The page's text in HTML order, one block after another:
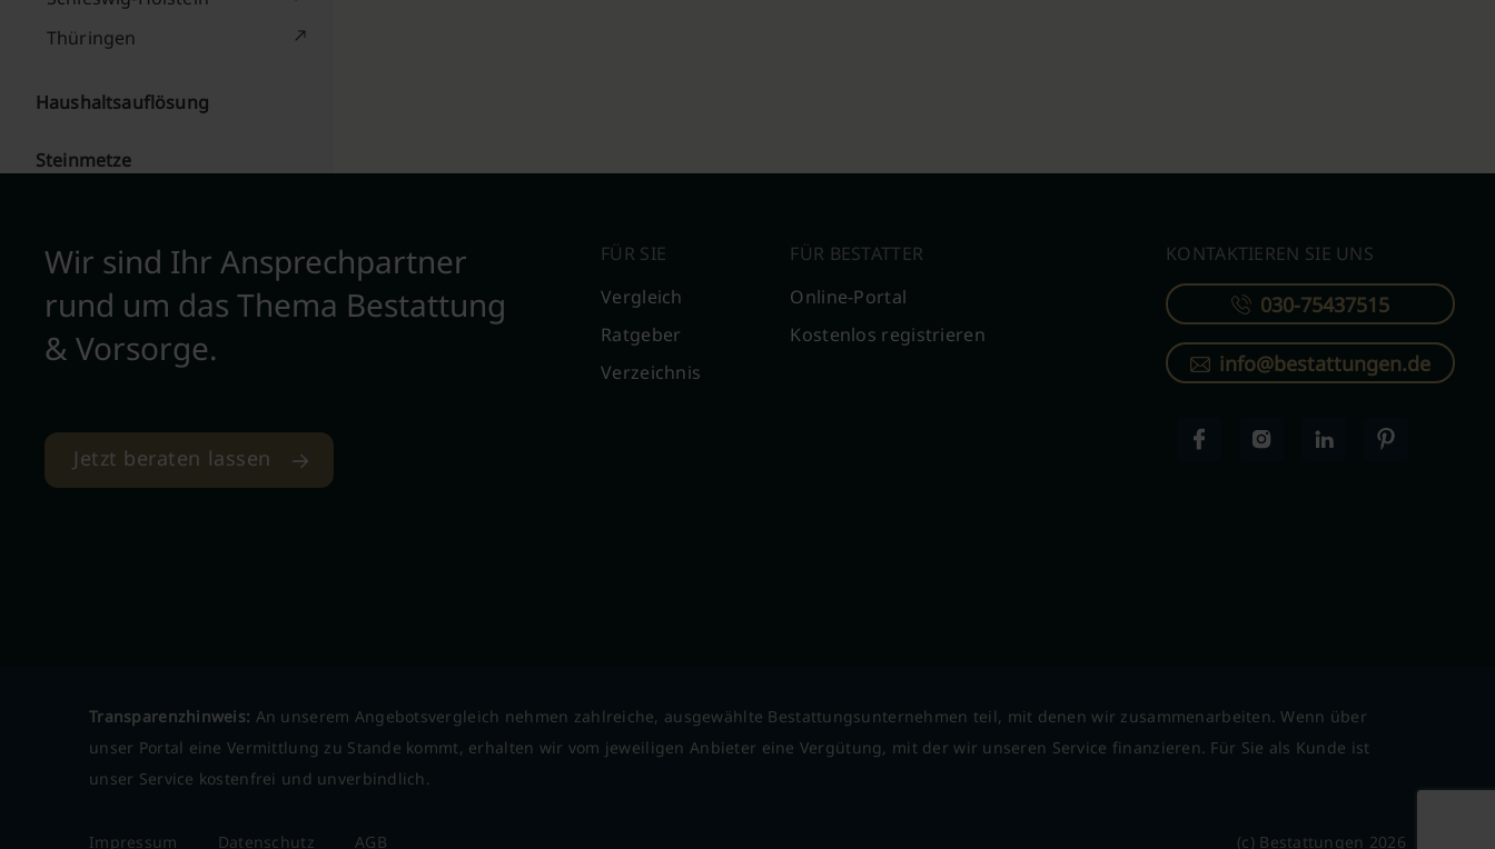
Thüringen
Haushaltsauflösung
Steinmetze
Wir sind Ihr Ansprechpartner
rund um das Thema Bestattung
& Vorsorge.
Jetzt beraten lassen
FÜR SIE
Vergleich
Ratgeber
Verzeichnis
FÜR BESTATTER
Online-Portal
Kostenlos registrieren
KONTAKTIEREN SIE UNS
030-75437515
info@bestattungen.de
Transparenzhinweis: An unserem Angebotsvergleich nehmen zahlreiche, ausgewählte Bestattungsunternehmen teil, mit denen wir zusammenarbeiten. Wenn über
unser Portal eine Vermittlung zu Stande kommt, erhalten wir vom jeweiligen Anbieter eine Vergütung, mit der wir unseren Service finanzieren. Für Sie als Kunde ist
unser Service kostenfrei und unverbindlich.
Impressum Datenschutz AGB (c) Bestattungen 2026